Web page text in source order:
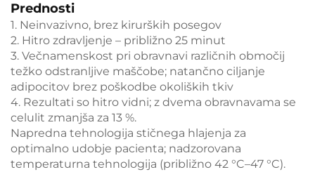
Prednosti
1. Neinvazivno, brez kirurških posegov
2. Hitro zdravljenje – približno 25 minut
3. Večnamenskost pri obravnavi različnih območij
težko odstranljive maščobe; natančno ciljanje
adipocitov brez poškodbe okoliških tkiv
4. Rezultati so hitro vidni; z dvema obravnavama se
celulit zmanjša za 13 %.
Napredna tehnologija stičnega hlajenja za
optimalno udobje pacienta; nadzorovana
temperaturna tehnologija (približno 42 °C–47 °C).